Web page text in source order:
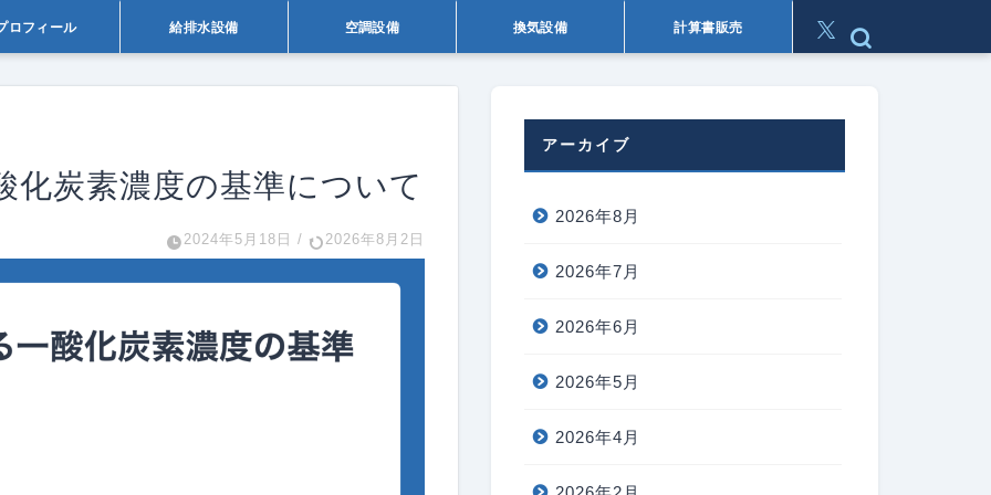
ロフィール 給排水設備 空調設備 換気設備 計算書販売
化炭素濃度の基準について
2024年5月18日 / 2026年8月2日
アーカイブ
2026年8月
2026年7月
2026年6月
2026年5月
2026年4月